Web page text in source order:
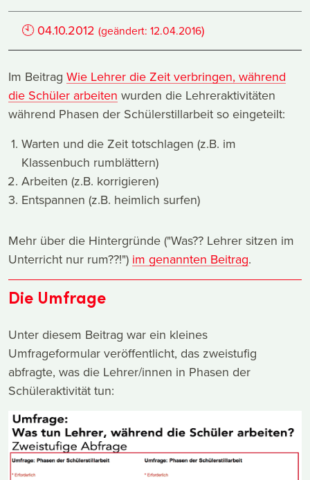
🕙 04.10.2012 (geändert:12.04.2016)
Im Beitrag Wie Lehrer die Zeit verbringen, während
die Schüler arbeiten wurden die Lehreraktivitäten
während Phasen der Schülerstillarbeit so eingeteilt:
Warten und die Zeit totschlagen (z.B. im
Klassenbuch rumblättern)
Arbeiten (z.B. korrigieren)
Entspannen (z.B. heimlich surfen)
Mehr über die Hintergründe ("Was?? Lehrer sitzen im
Unterricht nur rum??!") im genannten Beitrag.
Die Umfrage
Unter diesem Beitrag war ein kleines
Umfrageformular veröffentlicht, das zweistufig
abfragte, was die Lehrer/innen in Phasen der
Schüleraktivität tun: